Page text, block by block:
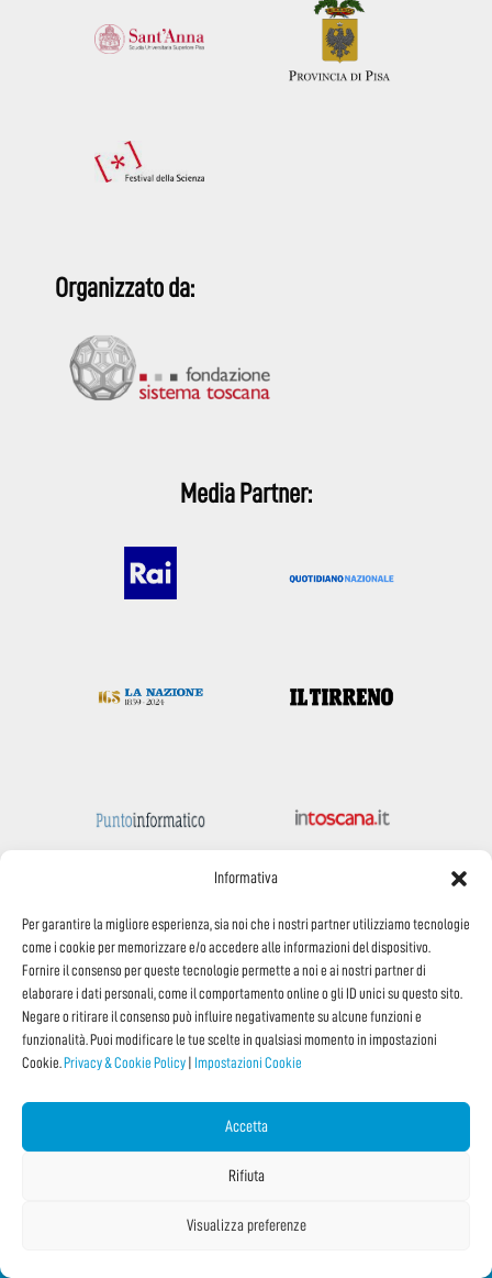
Informativa
Per garantire la migliore esperienza, sia noi che i nostri partner utilizziamo tecnologie
come i cookie per memorizzare e/o accedere alle informazioni del dispositivo.
Fornire il consenso per queste tecnologie permette a noi e ai nostri partner di
elaborare i dati personali, come il comportamento online o gli ID unici su questo sito.
Negare o ritirare il consenso può influire negativamente su alcune funzioni e
funzionalità. Puoi modificare le tue scelte in qualsiasi momento in impostazioni
Cookie. Privacy & Cookie Policy Impostazioni Cookie
Accetta
Rifiuta
Visualizza preferenze
Organizzato da:
Media Partner: